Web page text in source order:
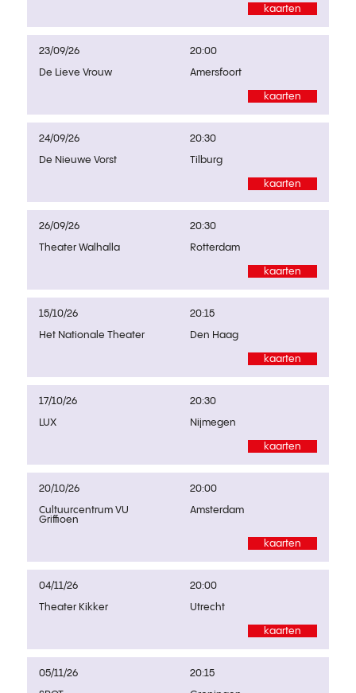
kaarten
23/09/26 20:00
De Lieve Vrouw Amersfoort
kaarten
24/09/26 20:30
De Nieuwe Vorst Tilburg
kaarten
26/09/26 20:30
Theater Walhalla Rotterdam
kaarten
15/10/26 20:15
Het Nationale Theater Den Haag
kaarten
17/10/26 20:30
LUX Nijmegen
kaarten
20/10/26 20:00
Cultuurcentrum VU
Griffioen
Amsterdam
kaarten
04/11/26 20:00
Theater Kikker Utrecht
kaarten
05/11/26 20:15